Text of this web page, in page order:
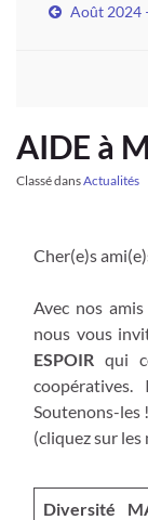
Août 2024
AIDE à
Classé dansActualités
Cher(e)s
Avec nos
nous vous
ESPOIR qui
Soutenons-les !
(cliquez sur les
Diversité